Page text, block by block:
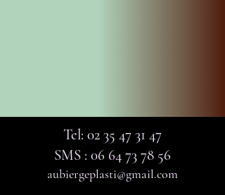
Tel: 02 35 47 31 47
SMS : 06 64 73 78 56
aubiergeplasti@gmail.com